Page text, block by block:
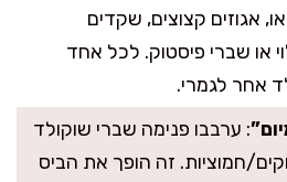
אגוזים קצוצים, שקדים
או שברי פיסטוק. לכל אחד
אחר לגמרי.
: ערבבו פנימה שברי שוקולד
חמוציות. זה הופך את הביס